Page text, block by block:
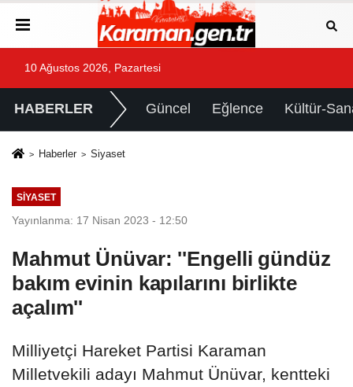
10 Ağustos 2026, Pazartesi
HABERLER Güncel Eğlence Kültür-
Haberler Siyaset
SIYASET
Yayınlanma: 17 Nisan 2023 - 12:50
Mahmut Ünüvar: ''Engelli gündüz
bakım evinin kapılarını birlikte
açalım''
Milliyetçi Hareket Partisi Karaman
Milletvekili adayı Mahmut Ünüvar, kentteki